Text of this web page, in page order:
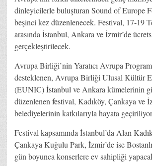
dinleyicilerle buluşturan Sound of Europe
beşinci kez düzenlenecek. Festival, 17-19
arasında İstanbul, Ankara ve İzmir’de
gerçekleştirilecek.
Avrupa Birliği’nin Yaratıcı Avrupa
desteklenen, Avrupa Birliği Ulusal Kültür
(EUNIC) İstanbul ve Ankara kümelerinin
düzenlenen festival, Kadıköy, Çankaya ve
belediyelerinin katkılarıyla hayata
Festival kapsamında İstanbul’da Alan
Çankaya Kuğulu Park, İzmir’de ise
gün boyunca konserlere ev sahipliği